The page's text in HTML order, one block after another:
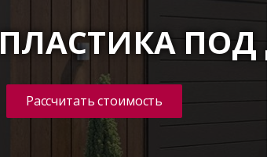
ПОД
Рассчитать стоимость